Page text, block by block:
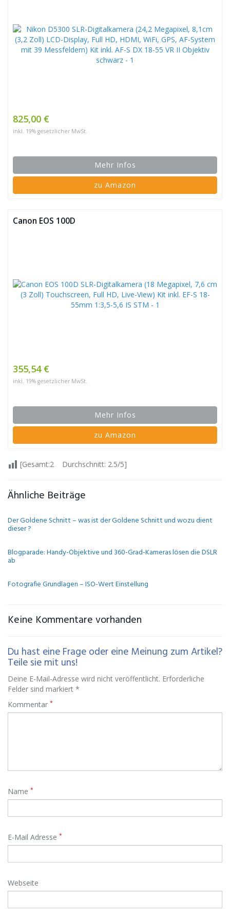
825,00 €
inkl. 19% gesetzlicher MwSt.
Mehr Infos
zu Amazon
Canon EOS 100D
355,54 €
inkl. 19% gesetzlicher MwSt.
Mehr Infos
zu Amazon
[Gesamt:2 Durchschnitt: 2.5/5]
Ähnliche Beiträge
Der Goldene Schnitt – was ist der Goldene Schnitt und wozu dient
dieser ?
Blogparade: Handy-Objektive und 360-Grad-Kameras lösen die DSLR
ab
Fotografie Grundlagen – ISO-Wert Einstellung
Keine Kommentare vorhanden
Du hast eine Frage oder eine Meinung zum Artikel?
Teile sie mit uns!
Deine E-Mail-Adresse wird nicht veröffentlicht. Erforderliche
Felder sind markiert *
Kommentar *
Name *
E-Mail Adresse *
Webseite